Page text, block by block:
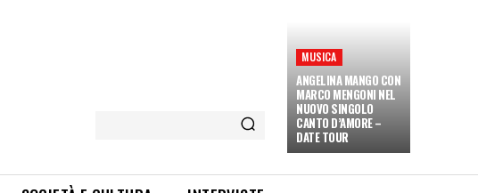
MUSICA
ANGELINA MANGO CON
MARCO MENGONI NEL
NUOVO SINGOLO
CANTO D’AMORE –
DATE TOUR